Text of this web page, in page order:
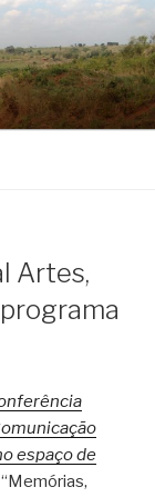
Artes,
espaço de